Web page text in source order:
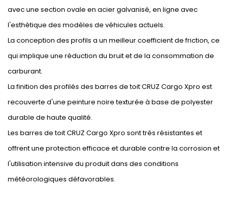
avec une section ovale en acier galvanisé, en ligne avec
l'esthétique des modèles de véhicules actuels.
La conception des profils a un meilleur coefficient de friction, ce
qui implique une réduction du bruit et de la consommation de
carburant.
La finition des profilés des barres de toit CRUZ Cargo Xpro est
recouverte d'une peinture noire texturée à base de polyester
durable de haute qualité.
Les barres de toit CRUZ Cargo Xpro sont très résistantes et
offrent une protection efficace et durable contre la corrosion et
l'utilisation intensive du produit dans des conditions
météorologiques défavorables.